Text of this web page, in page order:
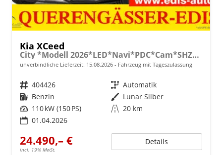
Kia XCeed
City *Modell 2026*LED*Navi*PDC*Cam*SHZ*Alu
unverbindliche Lieferzeit: 15.08.2026 Fahrzeug mit Tageszulassung
Fahrzeugnr. 404426 Getriebe Automatik
Kraftstoff Benzin Außenfarbe Lunar Silber
Leistung 110 kW (150 PS) Kilometerstand 20 km
01.04.2026
24.490,– €
incl. 19% MwSt.
Details